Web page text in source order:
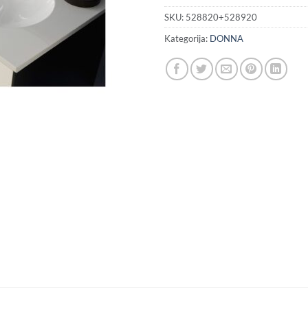
SKU: 528820+528920
Kategorija: DONNA